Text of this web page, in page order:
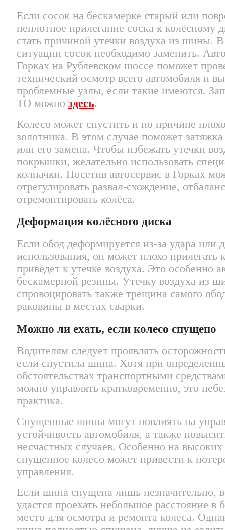
Если сосок на бескамерке старый или
неплотное прилегание соска к колёсному
стать причиной утечки воздуха из шины.
ситуации сосок необходимо заменить.
Горках на Рублевском шоссе поможет
технический осмотр всего автомобиля и
проблемные узлы, если такие имеются.
ТО можно здесь.
Колесо может спустить и по причине
золотника. В этом случае поможет
или его замена. Чтобы избежать утечки
покрышки, желательно использовать
колпачки. Посетив автосервис в Горках
отрегулировать развал-схождение,
отремонтировать колёса.
Деформация колёсного диска
Если обод деформируется из-за удара или
использования, он может плохо прилегать
приведет к утечке воздуха. Это особенно
бескамерной резины. Утечку воздуха из
спровоцировать также трещина самого
раковины в местах сварки.
Можно ли ехать, если колесо спущено
Водителям следует проявлять
если спустила шина. Хотя при
обстоятельствах транспортными
можно управлять кратковременно, это
практика.
Спущенные шины могут повлиять на
устойчивость автомобиля, а также
несчастных случаев. Особенно на высоких
спущенное колесо может привести к
управления.
Если шина спущена лишь незначительно,
удастся проехать небольшое расстояние в
место для осмотра и ремонта колеса.